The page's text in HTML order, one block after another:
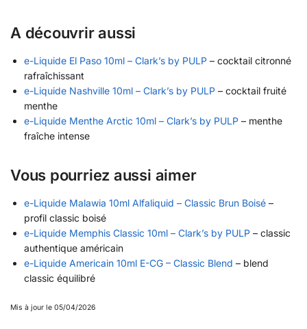
A découvrir aussi
e-Liquide El Paso 10ml – Clark’s by PULP – cocktail citronné
rafraîchissant
e-Liquide Nashville 10ml – Clark’s by PULP – cocktail fruité
menthe
e-Liquide Menthe Arctic 10ml – Clark’s by PULP – menthe
fraîche intense
Vous pourriez aussi aimer
e-Liquide Malawia 10ml Alfaliquid – Classic Brun Boisé –
profil classic boisé
e-Liquide Memphis Classic 10ml – Clark’s by PULP – classic
authentique américain
e-Liquide Americain 10ml E-CG – Classic Blend – blend
classic équilibré
Mis à jour le 05/04/2026